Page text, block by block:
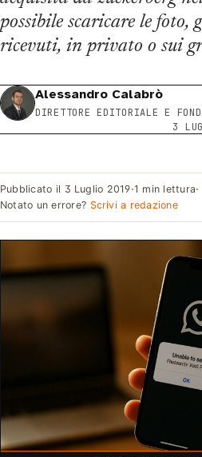
possibile scaricare le foto,
ricevuti, in privato o sui
Alessandro Calabrò
DIRETTORE EDITORIALE E
3
Pubblicato il 3 Luglio 2019·1 min lettura·
Notato un errore? Scrivi a redazione